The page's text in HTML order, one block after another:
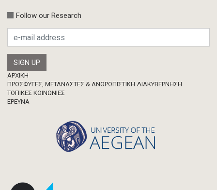
Προσκλήσεις
Ερευνητική δημοσίευση
Μεταπτυχιακή Διπλωματική Εργασία
Follow our Research
Footer
ΑΡΧΙΚΗ
ΠΡΟΣΦΥΓΕΣ, ΜΕΤΑΝΑΣΤΕΣ & ΑΝΘΡΩΠΙΣΤΙΚΗ ΔΙΑΚΥΒΕΡΝΗΣΗ
ΤΟΠΙΚΕΣ ΚΟΙΝΩΝΙΕΣ
ΈΡΕΥΝΑ